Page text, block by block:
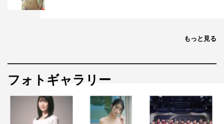
もっと見る
フォトギャラリー